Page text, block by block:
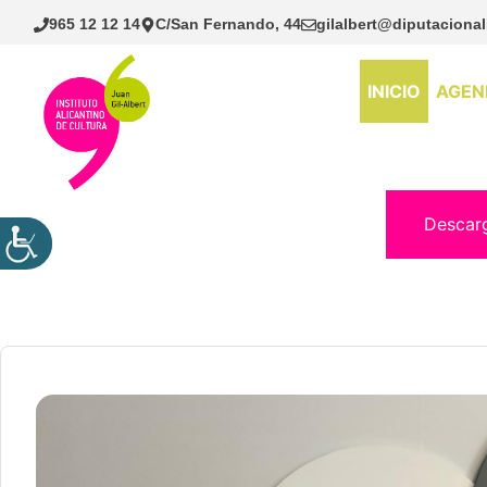
Saltar
965 12 12 14 C/San Fernando, 44
INICIO